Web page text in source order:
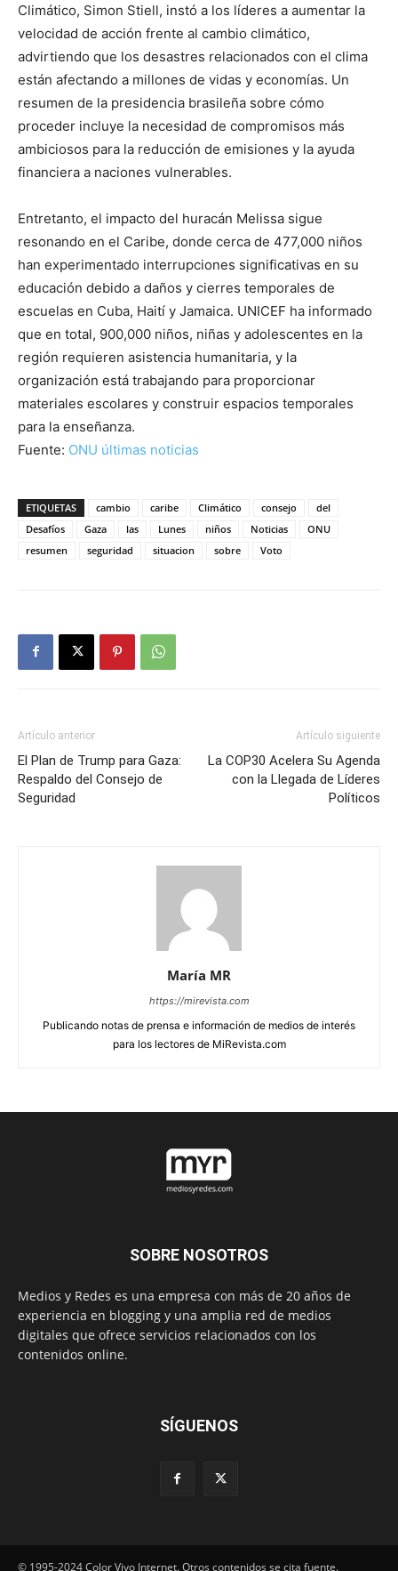
Climático, Simon Stiell, instó a los líderes a aumentar la
velocidad de acción frente al cambio climático,
advirtiendo que los desastres relacionados con el clima
están afectando a millones de vidas y economías. Un
resumen de la presidencia brasileña sobre cómo
proceder incluye la necesidad de compromisos más
ambiciosos para la reducción de emisiones y la ayuda
financiera a naciones vulnerables.
Entretanto, el impacto del huracán Melissa sigue
resonando en el Caribe, donde cerca de 477,000 niños
han experimentado interrupciones significativas en su
educación debido a daños y cierres temporales de
escuelas en Cuba, Haití y Jamaica. UNICEF ha informado
que en total, 900,000 niños, niñas y adolescentes en la
región requieren asistencia humanitaria, y la
organización está trabajando para proporcionar
materiales escolares y construir espacios temporales
para la enseñanza.
Fuente: ONU últimas noticias
ETIQUETAS cambio caribe Climático consejo
del
Desafíos
Gaza las Lunes niños Noticias
ONU
resumen
seguridad situacion sobre Voto
Artículo anterior
El Plan de Trump para Gaza:
Respaldo del Consejo de
Seguridad
Artículo siguiente
La COP30 Acelera Su Agenda
con la Llegada de Líderes
Políticos
María MR
https://mirevista.com
Publicando notas de prensa e información de medios de interés
para los lectores de MiRevista.com
SOBRE NOSOTROS
Medios y Redes es una empresa con más de 20 años de
experiencia en blogging y una amplia red de medios
digitales que ofrece servicios relacionados con los
contenidos online.
SÍGUENOS
© 1995-2024 Color Vivo Internet. Otros contenidos se cita fuente.